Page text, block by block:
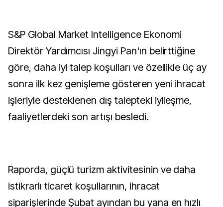
S&P Global Market Intelligence Ekonomi
Direktör Yardımcısı Jingyi Pan'ın belirttiğine
göre, daha iyi talep koşulları ve özellikle üç ay
sonra ilk kez genişleme gösteren yeni ihracat
işleriyle desteklenen dış talepteki iyileşme,
faaliyetlerdeki son artışı besledi.
Raporda, güçlü turizm aktivitesinin ve daha
istikrarlı ticaret koşullarının, ihracat
siparişlerinde Şubat ayından bu yana en hızlı